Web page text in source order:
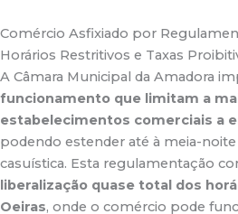
Comércio Asfixiado por
Horários Restritivos e Taxas
A Câmara Municipal da Amadora
funcionamento que limitam a
estabelecimentos comerciais a
podendo estender até à meia-
casuística. Esta regulamentação
liberalização quase total dos
Oeiras, onde o comércio pode